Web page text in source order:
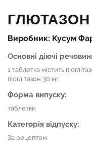
ГЛЮТАЗОН
Виробник: Кусум
Основні діючі
1 таблетка містить
піоглітазон 30 мг
Форма випуску:
таблетки
Категорія відпуску:
За рецептом